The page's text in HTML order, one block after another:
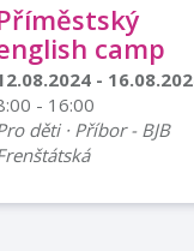
camp
-
- 16:00
děti · Příbor - BJB
od 7 do 15 let